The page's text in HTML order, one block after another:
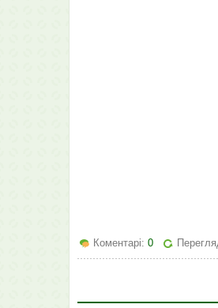
Коментарі: 0